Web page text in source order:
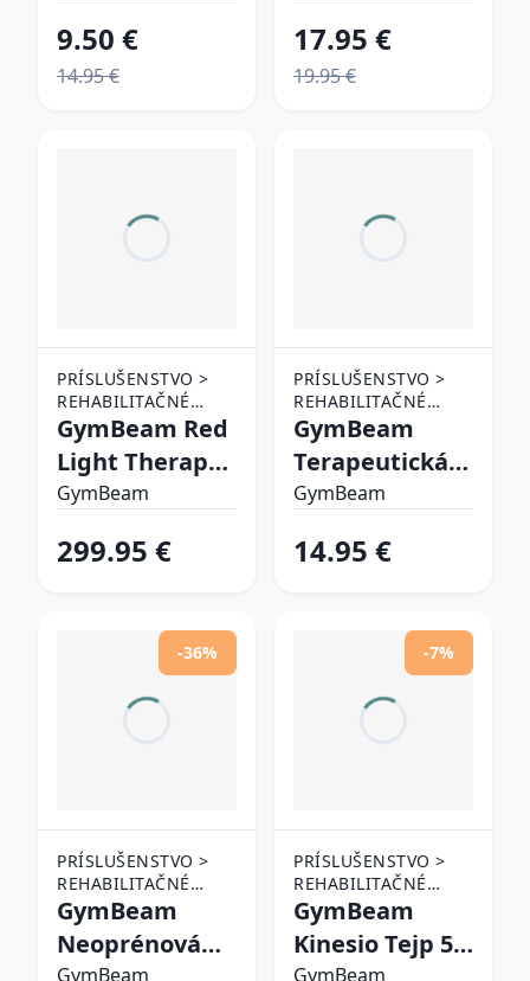
9.50 €
14.95 €
17.95 €
19.95 €
PRÍSLUŠENSTVO >
REHABILITAČNÉ
POMÔCKY >
OSTATNÉ
REHABILITAČNÉ
POMÔCKY
GymBeam Red
Light Therapy
Panel
GymBeam
299.95 €
PRÍSLUŠENSTVO >
REHABILITAČNÉ
POMÔCKY >
OSTATNÉ
REHABILITAČNÉ
POMÔCKY
GymBeam
Terapeutická
bandáž na
GymBeam
14.95 €
-36%
PRÍSLUŠENSTVO >
REHABILITAČNÉ
POMÔCKY >
OSTATNÉ
REHABILITAČNÉ
POMÔCKY
GymBeam
Neoprénová
GymBeam
-7%
PRÍSLUŠENSTVO >
REHABILITAČNÉ
POMÔCKY >
OSTATNÉ
REHABILITAČNÉ
POMÔCKY
GymBeam
Kinesio Tejp 5
GymBeam